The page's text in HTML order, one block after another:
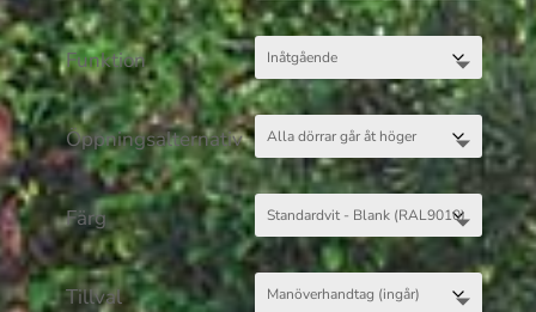
Funktion
Öppningsalternativ
Färg
Tillval